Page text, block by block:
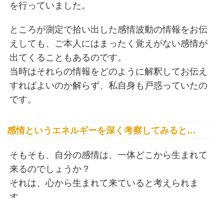
を行っていました。
ところが測定で拾い出した感情波動の情報をお伝
えしても、ご本人にはまったく覚えがない感情が
出てくることもあるのです。
当時はそれらの情報をどのように解釈してお伝え
すればよいのか解らず、私自身も戸惑っていたの
です。
感情というエネルギーを深く考察してみると…
そもそも、自分の感情は、一体どこから生まれて
来るのでしょうか？
それは、心から生まれて来ていると考えられま